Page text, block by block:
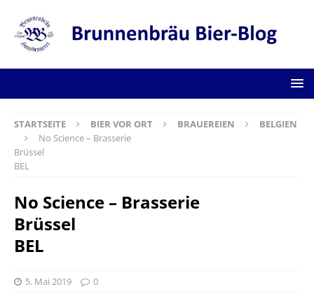
STARTSEITE BIER VOR ORT BRAUEREIEN
BELGIEN
No Science – Brasserie
Brüssel
BEL
No Science – Brasserie
Brüssel
BEL
5. Mai 2019 0